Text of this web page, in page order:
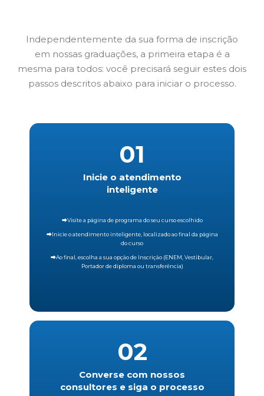
Independentemente da sua forma de inscrição
em nossas graduações, a primeira etapa é a
mesma para todos: você precisará seguir estes dois
passos descritos abaixo para iniciar o processo.
01
Inicie o atendimento
inteligente
⮕Visite a página de programa do seu curso escolhido
⮕Inicie o atendimento inteligente, localizado ao final da página
do curso
⮕Ao final, escolha a sua opção de Inscrição (ENEM, Vestibular,
Portador de diploma ou transferência)
02
Converse com nossos
consultores e siga o processo